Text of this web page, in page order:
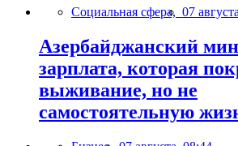
Социальная сфера, 07
Азербайджанский
зарплата, которая
выживание, но не
самостоятельную